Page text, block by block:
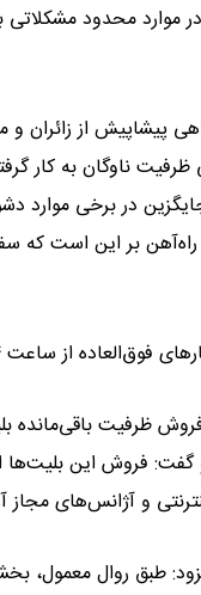
موارد محدود مشکلاتی
پیشاپیش از زائران و
ظرفیت ناوگان به کار
در برخی موارد
بر این است که
فوق‌العاده از ساعت ۱۴ امروز
فروش ظرفیت باقی‌مانده
و آژانس‌های مجاز
طبق روال معمول،